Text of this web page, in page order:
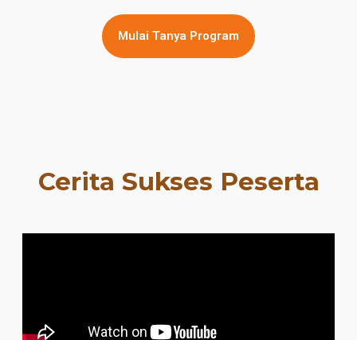
Mulai Tanya Program
Cerita Sukses Peserta